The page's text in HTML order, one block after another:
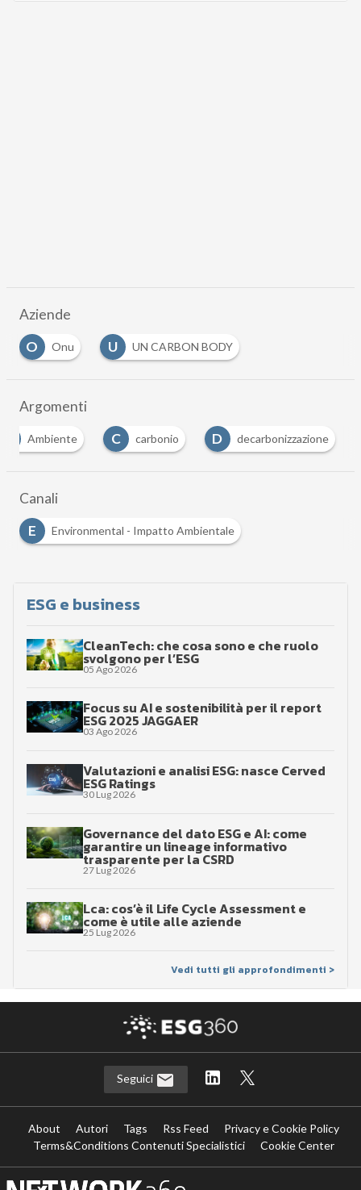
Aziende
O
Onu U UN CARBON BODY
Argomenti
Ambiente C carbonio D decarbonizzazione
Canali
E
Environmental - Impatto Ambientale
ESG e business
CleanTech: che cosa sono e che ruolo
svolgono per l’ESG
05 Ago 2026
Focus su AI e sostenibilità per il report
ESG 2025 JAGGAER
03 Ago 2026
Valutazioni e analisi ESG: nasce Cerved
ESG Ratings
30 Lug 2026
Governance del dato ESG e AI: come
garantire un lineage informativo
trasparente per la CSRD
27 Lug 2026
Lca: cos’è il Life Cycle Assessment e
come è utile alle aziende
25 Lug 2026
Vedi tutti gli approfondimenti >
Seguici
About Autori Tags Rss Feed
Privacy e Cookie Policy
Terms&Conditions Contenuti Specialistici
Cookie Center